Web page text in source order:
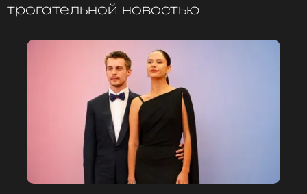
трогательной новостью